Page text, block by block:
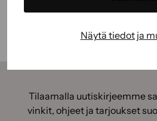
Näytä tiedot ja
Tilaamalla uutiskirjeemme
vinkit, ohjeet ja tarjoukset